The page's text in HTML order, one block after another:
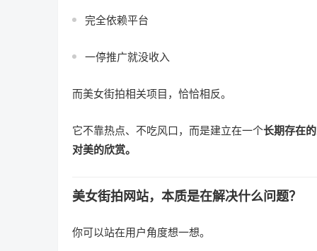
完全依赖平台
一停推广就没收入
而美女街拍相关项目，恰恰相反。
它不靠热点、不吃风口，而是建立在一个长期存在
对美的欣赏。
美女街拍网站，本质是在解决什么问题？
你可以站在用户角度想一想。